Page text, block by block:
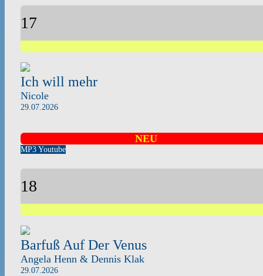
17
Ich will mehr
Nicole
29.07.2026
NEU
MP3Youtube
18
Barfuß Auf Der Venus
Angela Henn & Dennis Klak
29.07.2026